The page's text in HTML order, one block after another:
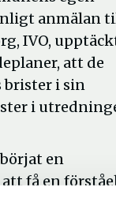
anmälan
IVO,
att de
brister i sin
i
en
få en